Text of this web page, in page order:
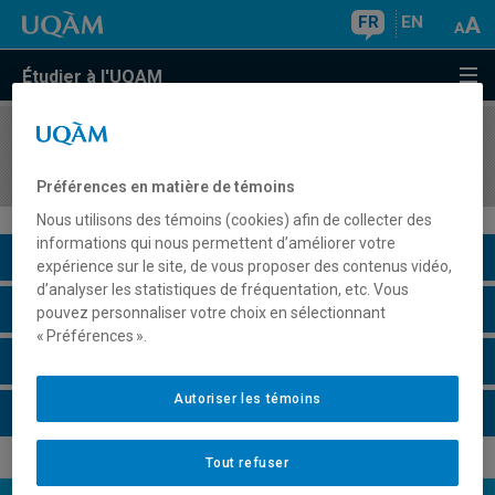
FR EN
Étudier à l'UQAM
COURS//
Description du cours
Horaire - Été 2026
Préférences en matière de témoins
Nous utilisons des témoins (cookies) afin de collecter des
informations qui nous permettent d’améliorer votre
expérience sur le site, de vous proposer des contenus vidéo,
d’analyser les statistiques de fréquentation, etc. Vous
pouvez personnaliser votre choix en sélectionnant
« Préférences ».
Tout refuser
Autoriser les témoins